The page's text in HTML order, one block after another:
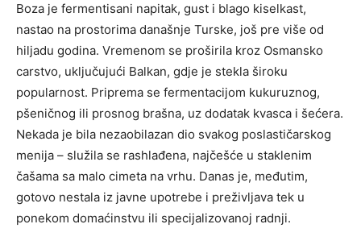
Boza je fermentisani napitak, gust i blago kiselkast,
nastao na prostorima današnje Turske, još pre više od
hiljadu godina. Vremenom se proširila kroz Osmansko
carstvo, uključujući Balkan, gdje je stekla široku
popularnost. Priprema se fermentacijom kukuruznog,
pšeničnog ili prosnog brašna, uz dodatak kvasca i šećera.
Nekada je bila nezaobilazan dio svakog poslastičarskog
menija – služila se rashlađena, najčešće u staklenim
čašama sa malo cimeta na vrhu. Danas je, međutim,
gotovo nestala iz javne upotrebe i preživljava tek u
ponekom domaćinstvu ili specijalizovanoj radnji.